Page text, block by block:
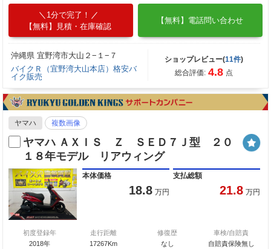
1分で完了！
【無料】見積・在庫確認
【無料】電話問い合わせ
沖縄県 宜野湾市大山２−１−７
バイクＲ（宜野湾大山本店）格安バ
イク販売
ショップレビュー(11件)
総合評価: 4.8 点
ヤマハ 複数画像
ヤマハ ＡＸＩＳ Ｚ ＳＥＤ７Ｊ型 ２０
１８年モデル リアウィング
本体価格
18.8 万円
支払総額
21.8 万円
初度登録年
2018年
走行距離
17267Km
修復歴
なし
車検/自賠責
自賠責保険無し